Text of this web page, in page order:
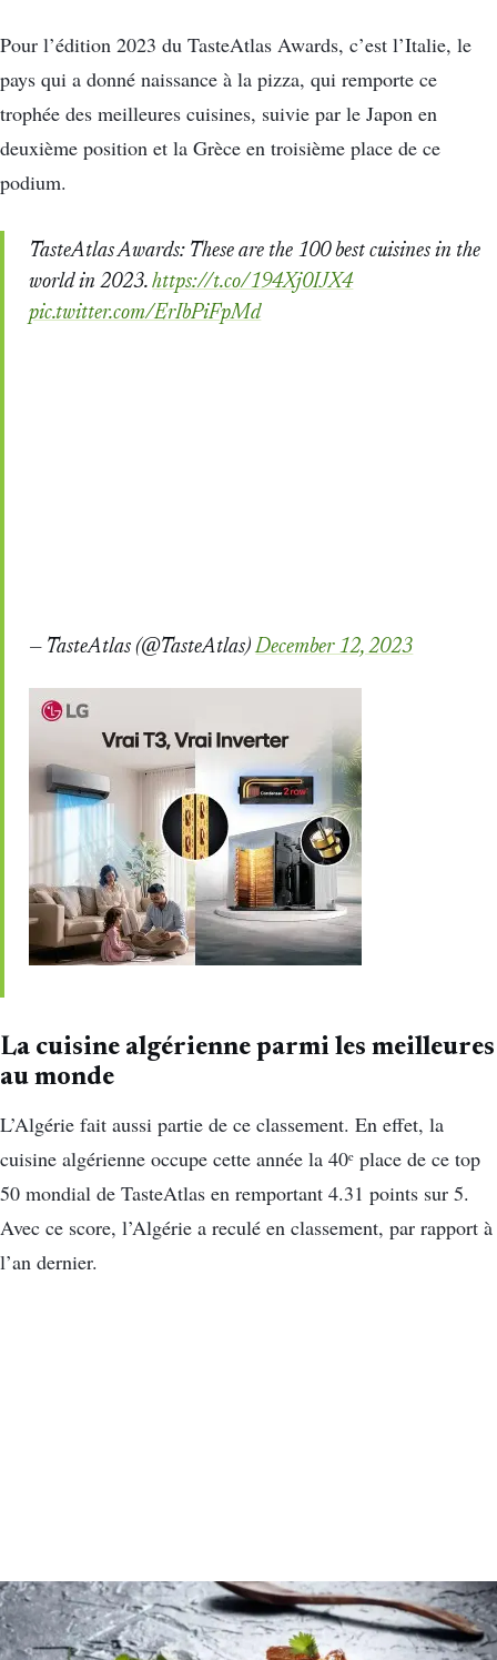
Pour l’édition 2023 du TasteAtlas Awards, c’est l’Italie, le
pays qui a donné naissance à la pizza, qui remporte ce
trophée des meilleures cuisines, suivie par le Japon en
deuxième position et la Grèce en troisième place de ce
podium.
TasteAtlas Awards: These are the 100 best cuisines in the
world in 2023.https://t.co/194Xj0IJX4
pic.twitter.com/ErIbPiFpMd
— TasteAtlas (@TasteAtlas)December 12, 2023
La cuisine algérienne parmi les meilleures
au monde
L’Algérie fait aussi partie de ce classement. En effet, la
cuisine algérienne occupe cette année la 40ᵉ place de ce top
50 mondial de TasteAtlas en remportant 4.31 points sur 5.
Avec ce score, l’Algérie a reculé en classement, par rapport à
l’an dernier.